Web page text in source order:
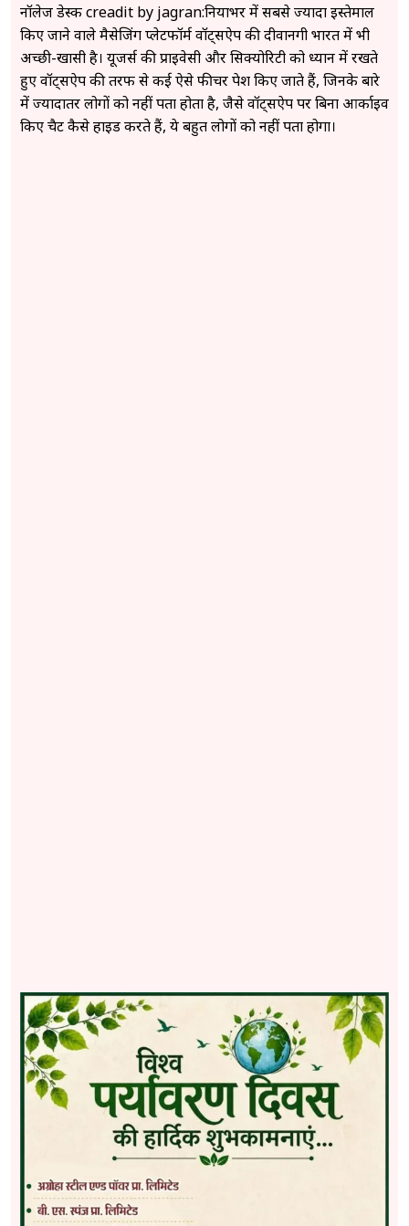
नॉलेज डेस्क creadit by jagran:दुनियाभर में सबसे ज्यादा इस्तेमाल
किए जाने वाले मैसेजिंग प्लेटफॉर्म वॉट्सऐप की दीवानगी भारत में भी
अच्छी-खासी है। यूजर्स की प्राइवेसी और सिक्योरिटी को ध्यान में रखते
हुए वॉट्सऐप की तरफ से कई ऐसे फीचर पेश किए जाते हैं, जिनके बारे
में ज्यादातर लोगों को नहीं पता होता है, जैसे वॉट्सऐप पर बिना आर्काइव
किए चैट कैसे हाइड करते हैं, ये बहुत लोगों को नहीं पता होगा।